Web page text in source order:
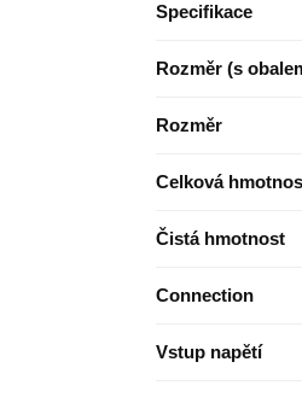
Specifikace
Rozměr (s
Rozměr
Celková
Čistá hmotnost
Connection
Vstup napětí